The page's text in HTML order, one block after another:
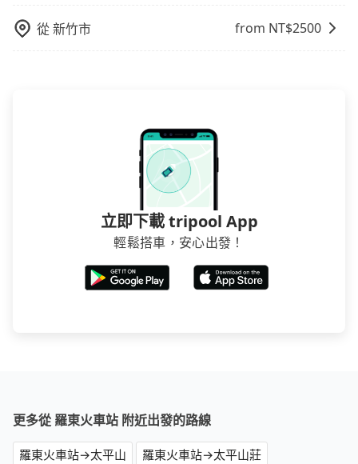
賣的現象，便有可能到了現場卻沒房可住的窘境，所以
介意多花一點錢省下這些瑣碎的事，台灣本土的AsiaYo
或者國際Airbnb都值得推薦。
從新竹市 from NT$2500
立即下載 tripool App
輕鬆搭車，安心出發！
更多從 羅東火車站 附近出發的路線
羅東火車站→太平山
羅東火車站→太平山莊